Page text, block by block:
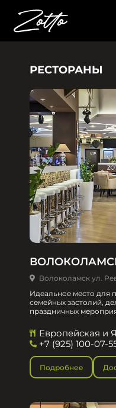
РЕСТОРАНЫ
Волоколамск ул.
Идеальное место для
семейных застолий,
праздничных
Европейская и
+7 (925) 100-07-
Подробнее